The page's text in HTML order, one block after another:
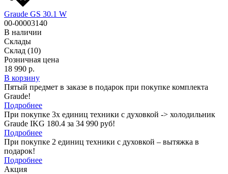
Graude GS 30.1 W
00-00003140
В наличии
Склады
Склад (10)
Розничная цена
18 990 р.
В корзину
Пятый предмет в заказе в подарок при покупке комплекта
Graude!
Подробнее
При покупке 3х единиц техники с духовкой -> холодильник
Graude IKG 180.4 за 34 990 руб!
Подробнее
При покупке 2 единиц техники с духовкой – вытяжка в
подарок!
Подробнее
Акция